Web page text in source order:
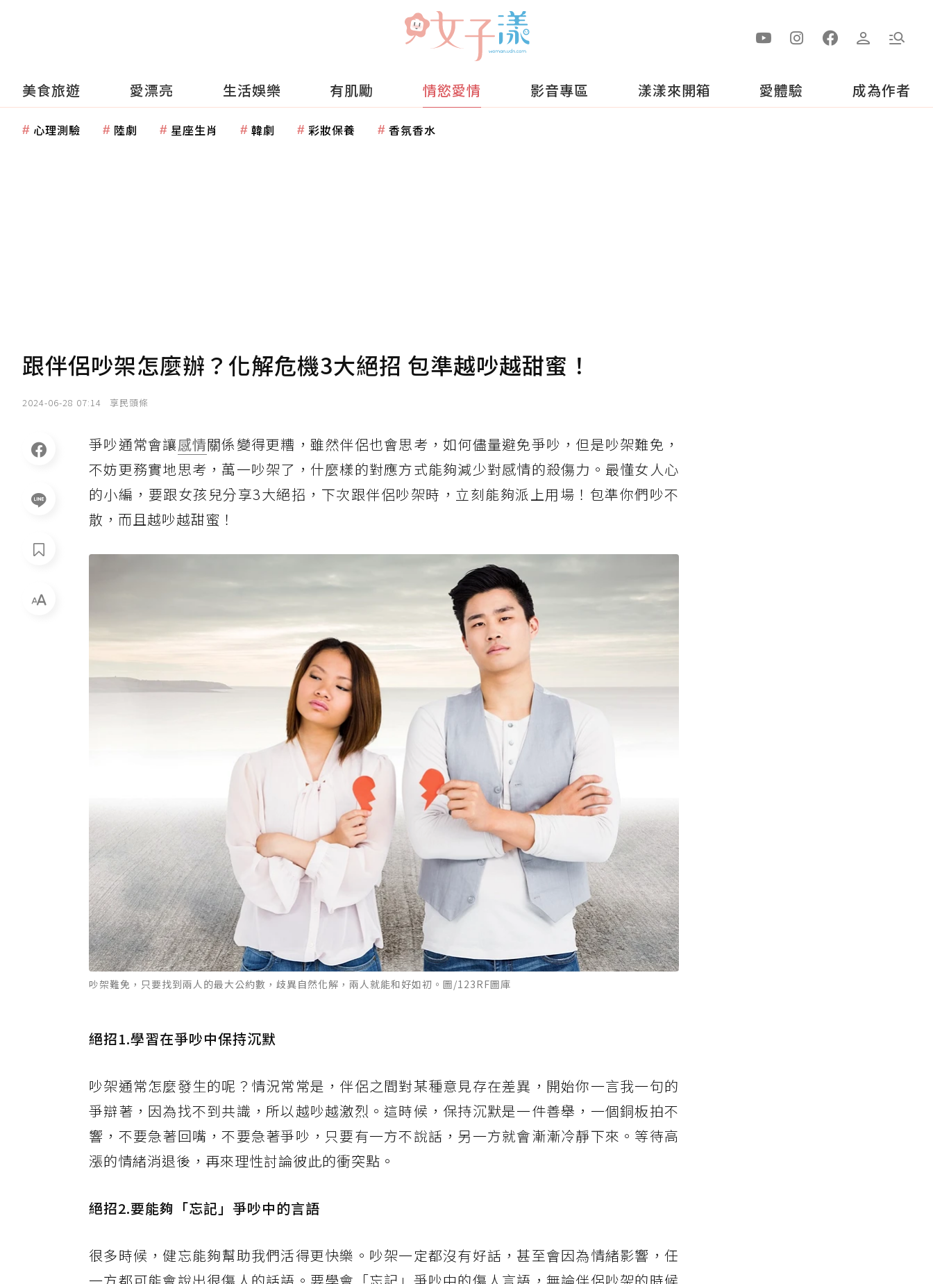
美食旅遊 愛漂亮 生活娛樂 有肌勵 情慾愛情 影音專區 漾漾來開箱 愛體驗 成為作者
心理測驗 陸劇 星座生肖 韓劇 彩妝保養 香氛香水
跟伴侶吵架怎麼辦？化解危機3大絕招 包準越吵越甜蜜！
2024-06-28 07:14 享民頭條
爭吵通常會讓感情關係變得更糟，雖然伴侶也會思考，如何儘量避免爭吵，但是吵架難免，
不妨更務實地思考，萬一吵架了，什麼樣的對應方式能夠減少對感情的殺傷力。最懂女人心
的小編，要跟女孩兒分享3大絕招，下次跟伴侶吵架時，立刻能夠派上用場！包準你們吵不
散，而且越吵越甜蜜！
吵架難免，只要找到兩人的最大公約數，歧異自然化解，兩人就能和好如初。圖/123RF圖庫
絕招1.學習在爭吵中保持沉默
吵架通常怎麼發生的呢？情況常常是，伴侶之間對某種意見存在差異，開始你一言我一句的
爭辯著，因為找不到共識，所以越吵越激烈。這時候，保持沉默是一件善舉，一個銅板拍不
響，不要急著回嘴，不要急著爭吵，只要有一方不說話，另一方就會漸漸冷靜下來。等待高
漲的情緒消退後，再來理性討論彼此的衝突點。
絕招2.要能夠「忘記」爭吵中的言語
很多時候，健忘能夠幫助我們活得更快樂。吵架一定都沒有好話，甚至會因為情緒影響，任